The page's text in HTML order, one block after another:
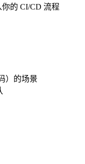
的 CI/CD 流程
）的场景